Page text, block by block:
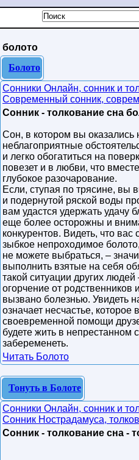
болото
Болото
Сонники Онлайн, сонник и
Современный сонник,
Сонник - толкование сна
Сон, в котором вы оказались
неблагоприятные
и легко обогатиться на
повезет и в любви, что
глубокое разочарование.
Если, ступая по трясине, вы
и подернутой ряской воды
вам удастся удержать удачу
еще более осторожны и
конкурентов. Видеть, что вас
зыбкое непроходимое
не можете выбраться, –
выполнить взятые на себя
такой ситуации других
огорчение от родственников
вызвано болезнью. Увидеть
означает несчастье,
своевременной помощи
будете жить в непрестанном
забеременеть.
Читать Болото
Тонуть в Болоте
Сонники Онлайн, сонник и
Сонник Нострадамуса,
Сонник - толкование сна -